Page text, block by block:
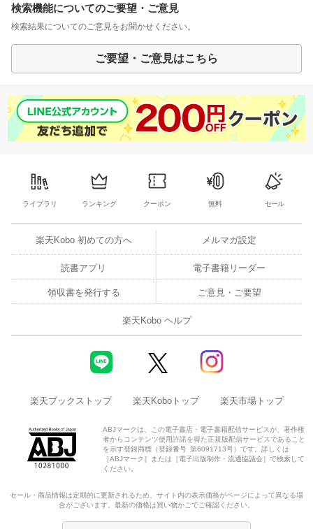
検索機能についてのご要望・ご意見
検索結果についてのご意見をお聞かせください。
ご要望・ご意見はこちら
ライブラリ ランキング クーポン 無料 セール
楽天Kobo 初めての方へ メルマガ設定
読書アプリ 電子書籍リーダー
領収書を発行する ご意見・ご要望
楽天Kobo ヘルプ
楽天ブックストップ 楽天Koboトップ 楽天市場トップ
ABJマークは、この電子書店・電子書籍配信サービスが、著作権
者からコンテンツ使用許諾を得た正規版配信サービスであること
を示す登録商標（登録番号 第6091713号）です。詳しくは
［ABJマーク］または［電子出版制作・流通協議会］で検索して
ください。
セール・商品情報は定期的に更新されるため、サイト内の表示価格がページによって異なる場
合がございます。最新の価格は買い物かごでご確認ください。